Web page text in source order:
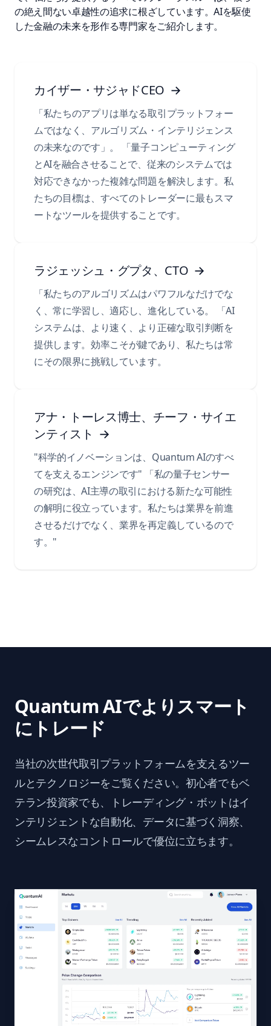
の絶え間ない卓越性の追求に根ざしています。AIを駆使
した金融の未来を形作る専門家をご紹介します。
カイザー・サジャドCEO →
「私たちのアプリは単なる取引プラットフォー
ムではなく、アルゴリズム・インテリジェンス
の未来なのです」。 「量子コンピューティング
とAIを融合させることで、従来のシステムでは
対応できなかった複雑な問題を解決します。私
たちの目標は、すべてのトレーダーに最もスマ
ートなツールを提供することです。
ラジェッシュ・グプタ、CTO →
「私たちのアルゴリズムはパワフルなだけでな
く、常に学習し、適応し、進化している。 「AI
システムは、より速く、より正確な取引判断を
提供します。効率こそが鍵であり、私たちは常
にその限界に挑戦しています。
アナ・トーレス博士、チーフ・サイエ
ンティスト →
"科学的イノベーションは、Quantum AIのすべ
てを支えるエンジンです" 「私の量子センサー
の研究は、AI主導の取引における新たな可能性
の解明に役立っています。私たちは業界を前進
させるだけでなく、業界を再定義しているので
す。"
Quantum AIでよりスマート
にトレード
当社の次世代取引プラットフォームを支えるツー
ルとテクノロジーをご覧ください。初心者でもベ
テラン投資家でも、トレーディング・ボットはイ
ンテリジェントな自動化、データに基づく洞察、
シームレスなコントロールで優位に立ちます。